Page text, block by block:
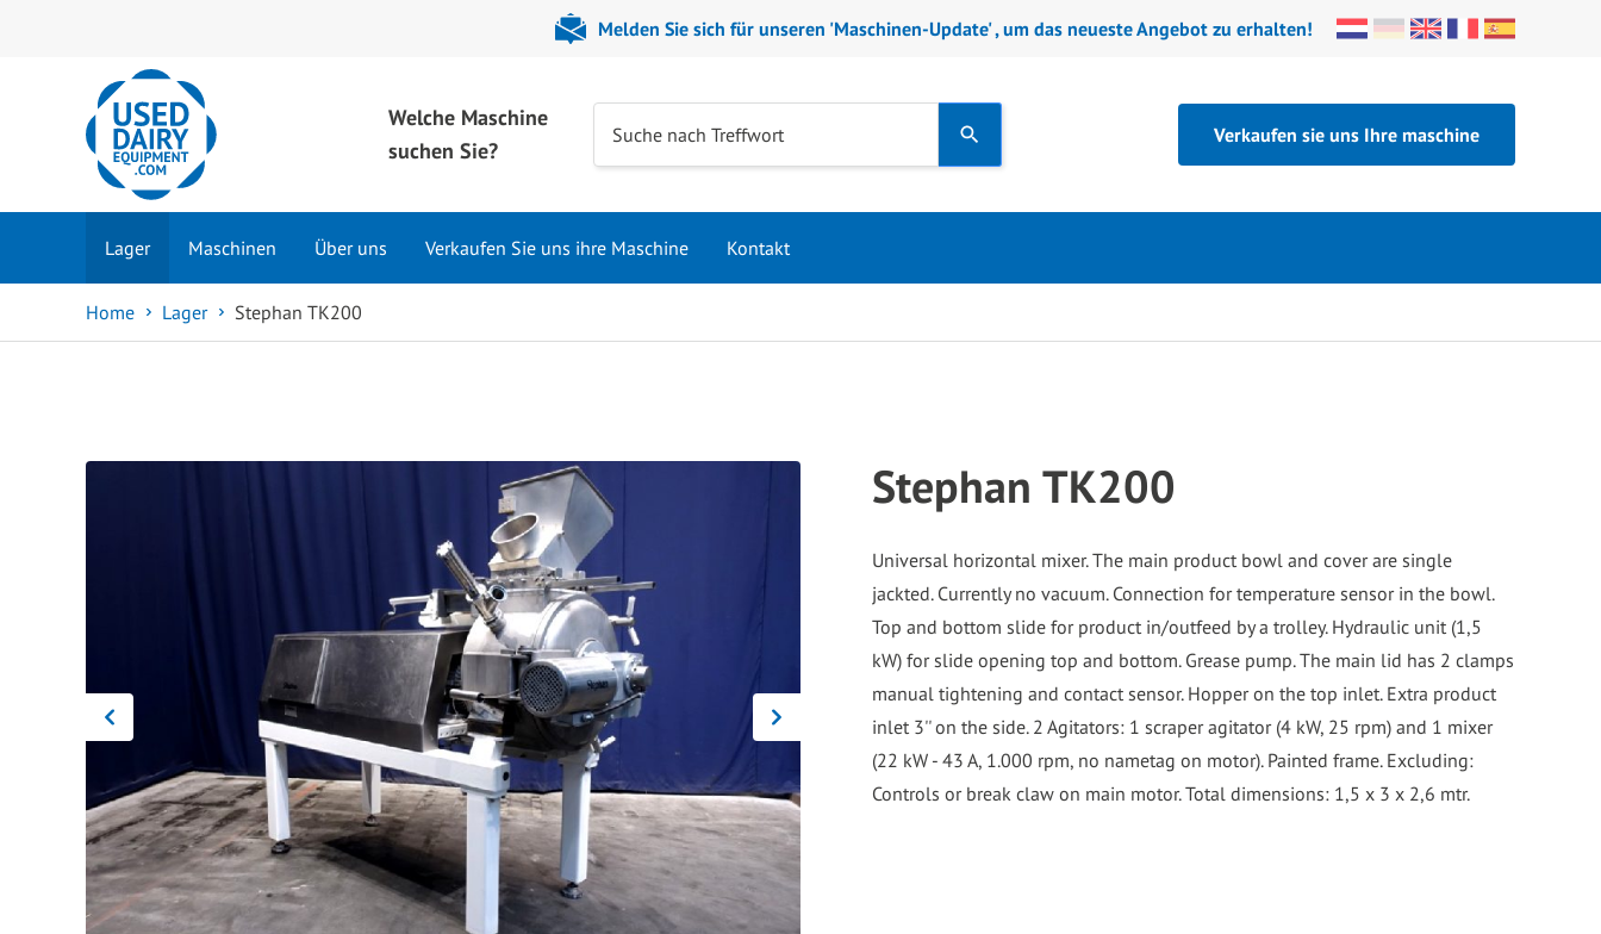
Melden Sie sich für unseren 'Maschinen-Update' , um das neueste Angebot zu erhalten!
Welche Maschine
suchen Sie?
Suche nach Treffwort
and
arrows
device
users
can
use
Verkaufen sie uns Ihre maschine
Lager Maschinen Über uns Verkaufen Sie uns ihre Maschine Kontakt
Home Lager Stephan TK200
Stephan TK200
Universal horizontal mixer. The main product bowl and cover are single
jackted. Currently no vacuum. Connection for temperature sensor in the bowl.
Top and bottom slide for product in/outfeed by a trolley. Hydraulic unit (1,5
kW) for slide opening top and bottom. Grease pump. The main lid has 2 clamps
manual tightening and contact sensor. Hopper on the top inlet. Extra product
inlet 3'' on the side. 2 Agitators: 1 scraper agitator (4 kW, 25 rpm) and 1 mixer
(22 kW - 43 A, 1.000 rpm, no nametag on motor). Painted frame. Excluding:
Controls or break claw on main motor. Total dimensions: 1,5 x 3 x 2,6 mtr.